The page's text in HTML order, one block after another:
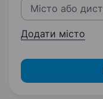
Додати місто